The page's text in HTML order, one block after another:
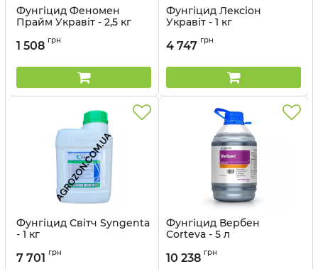
Фунгіцид Феномен
Прайм Укравіт - 2,5 кг
1 508 грн
Фунгіцид Лексіон
Укравіт - 1 кг
4 747 грн
Фунгіцид Світч Syngenta
- 1 кг
7 701 грн
Фунгіцид Вербен
Corteva - 5 л
10 238 грн